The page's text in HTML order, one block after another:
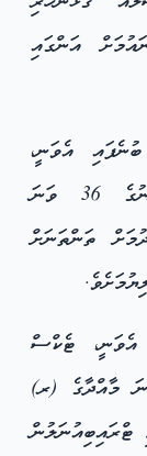
އަންގައި
އެވަނީ،
ޓެކްސް ނެގުމާބެހޭ އިދާރީ ގާނޫނުގެ 36 ވަނަ
ތަންތަނަށް
ޓެކްސް
އިދާރީ ގާނޫނުގެ 54 ވަނަ މާއްދާގެ (ރ)
ޓްރައިބިއުނަލުން